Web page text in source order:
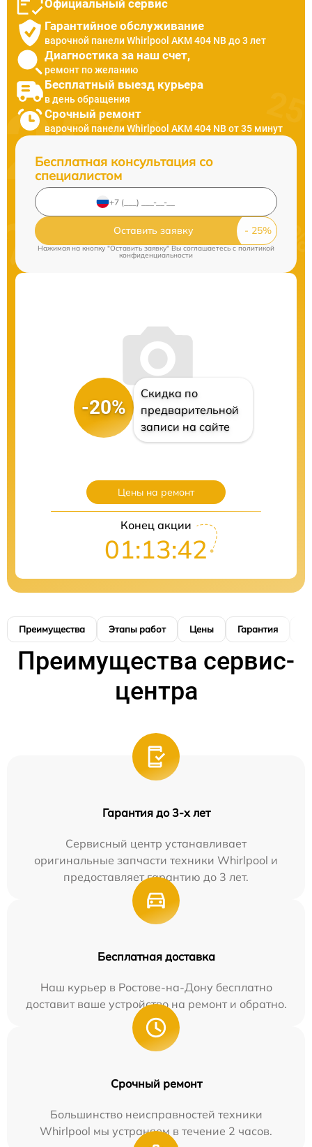
Официальный сервис
Гарантийное обслуживание
варочной панели Whirlpool AKM 404 NB до 3 лет
Диагностика за наш счет,
ремонт по желанию
Бесплатный выезд курьера
в день обращения
Срочный ремонт
варочной панели Whirlpool AKM 404 NB от 35 минут
Бесплатная консультация со
специалистом
Оставить заявку
Нажимая на кнопку "Оставить заявку" Вы соглашаетесь c политикой
конфиденциальности
-20%
Скидка по
предварительной
записи на сайте
Цены на ремонт
Конец акции
01:13:40
Преимущества Этапы работ Цены Гарантия
Преимущества сервис-
центра
Гарантия до 3-х лет
Сервисный центр устанавливает
оригинальные запчасти техники Whirlpool и
предоставляет гарантию до 3 лет.
Бесплатная доставка
Наш курьер в Ростове-на-Дону бесплатно
доставит ваше устройство на ремонт и обратно.
Срочный ремонт
Большинство неисправностей техники
Whirlpool мы устраняем в течение 2 часов.